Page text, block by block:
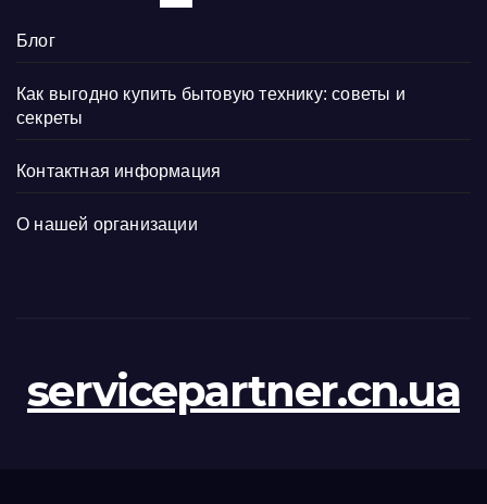
Блог
Как выгодно купить бытовую технику: советы и
секреты
Контактная информация
О нашей организации
servicepartner.cn.ua